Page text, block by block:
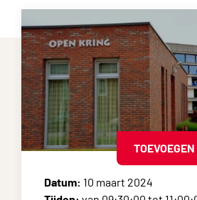
Datum: 10 maart 2024